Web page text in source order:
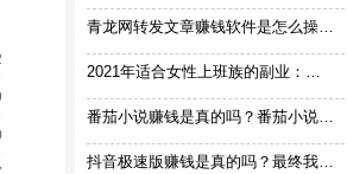
青龙网转发文章赚钱软件是怎么操作的？
2021年适合女性上班族的副业：女生在家赚钱兼职推荐
番茄小说赚钱是真的吗？番茄小说怎么操作赚钱
抖音极速版赚钱是真的吗？最终我还是放弃刷视频赚钱